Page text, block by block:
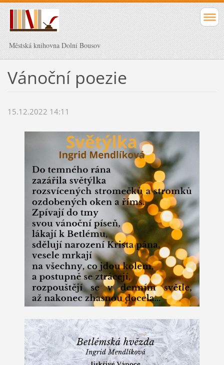
Městská knihovna Dolní Bousov
Vánoční poezie
15.12.2022 14:11